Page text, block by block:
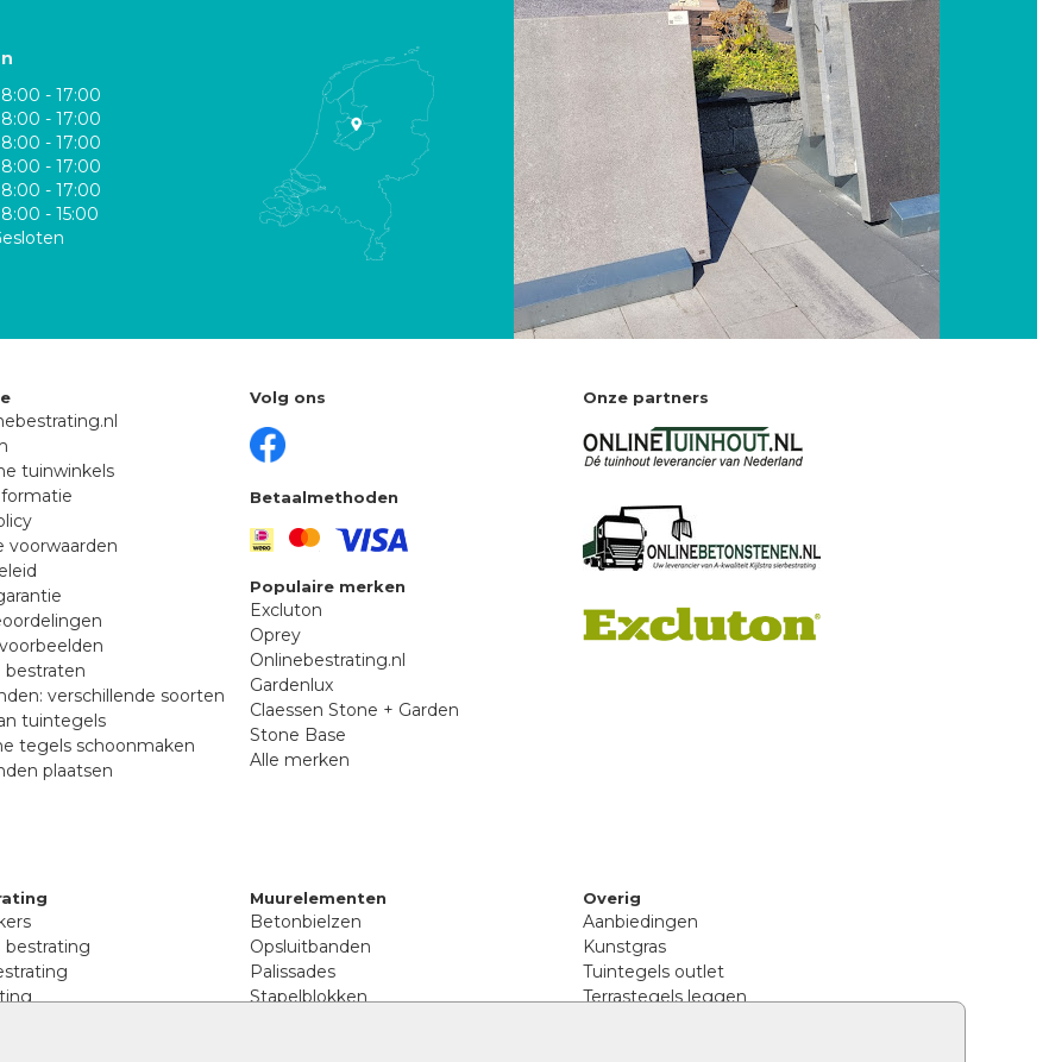
- 17:00
- 17:00
- 17:00
- 17:00
- 17:00
- 15:00
tuinwinkels
voorwaarden
bestraten
verschillende soorten
tuintegels
tegels schoonmaken
plaatsen
Volg ons
Betaalmethoden
Populaire merken
Excluton
Oprey
Onlinebestrating.nl
Gardenlux
Claessen Stone + Garden
Stone Base
Alle merken
Onze partners
bestrating
Muurelementen
Betonbielzen
Opsluitbanden
Palissades
Stapelblokken
Overig
Aanbiedingen
Kunstgras
Tuintegels outlet
Terrastegels leggen